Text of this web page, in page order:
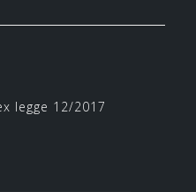
legge 12/2017